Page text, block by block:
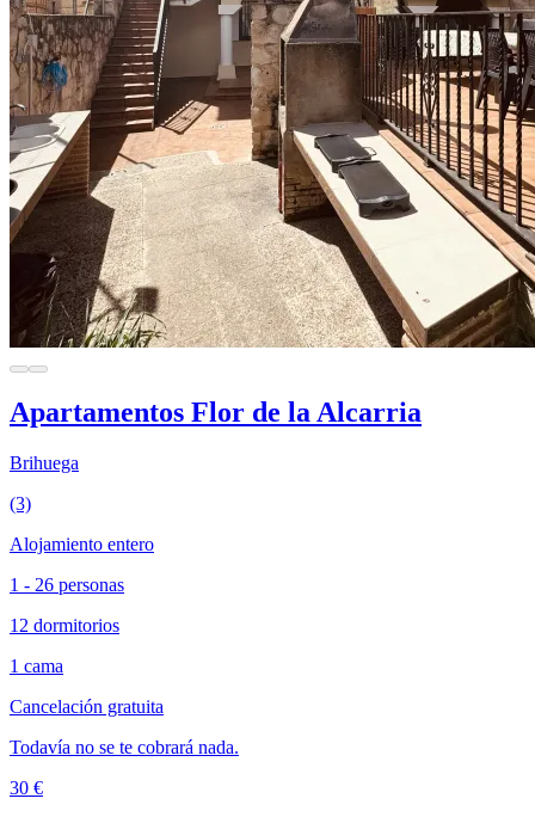
Apartamentos Flor de la Alcarria
Brihuega
(3)
Alojamiento entero
1 - 26 personas
12 dormitorios
1 cama
Cancelación gratuita
Todavía no se te cobrará nada.
30 €